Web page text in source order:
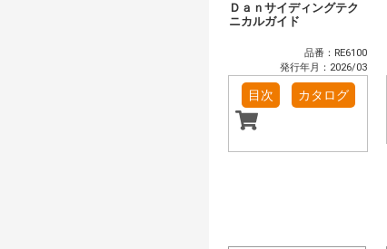
Ｄａｎサイディングテク
ニカルガイド
品番：RE6100
発行年月：2026/03
目次 カタログ